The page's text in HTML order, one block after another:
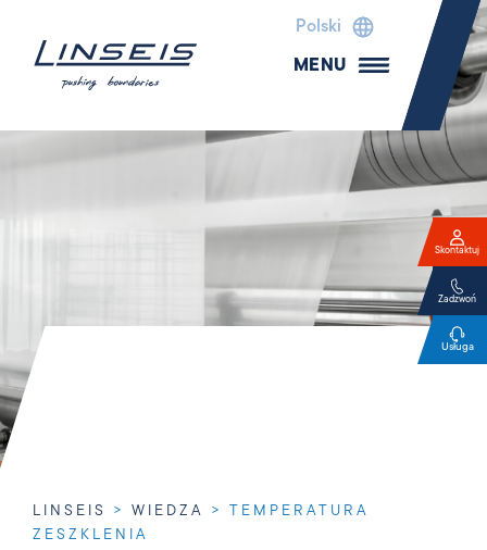
Polski
MENU
LINSEIS > WIEDZA >
TEMPERATURA
ZESZKLENIA
Skontaktuj
Zadzwoń
Usługa